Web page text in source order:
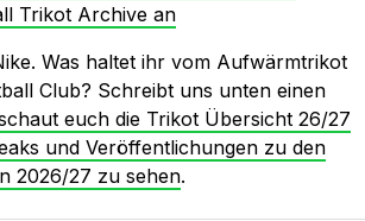
Trikot Archive an
Was haltet ihr vom Aufwärmtrikot
Club? Schreibt uns unten einen
euch die Trikot Übersicht 26/27
und Veröffentlichungen zu den
2026/27 zu sehen.